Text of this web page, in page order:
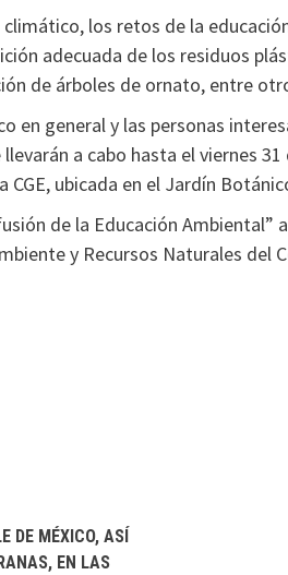
los retos de la
adecuada de los residuos
de árboles de ornato, entre
en general y las personas
a cabo hasta el viernes
CGE, ubicada en el Jardín
de la Educación Ambiental”
y Recursos Naturales del
DE MÉXICO, ASÍ
EN LAS